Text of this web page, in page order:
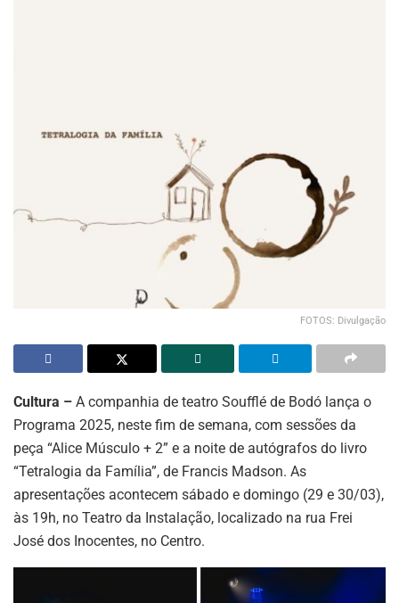
FOTOS: Divulgação
Cultura – A companhia de teatro Soufflé de Bodó lança o
Programa 2025, neste fim de semana, com sessões da
peça “Alice Músculo + 2” e a noite de autógrafos do livro
“Tetralogia da Família”, de Francis Madson. As
apresentações acontecem sábado e domingo (29 e 30/03),
às 19h, no Teatro da Instalação, localizado na rua Frei
José dos Inocentes, no Centro.